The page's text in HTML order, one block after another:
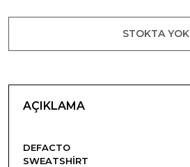
STOKTA YOK
AÇIKLAMA
DEFACTO
SWEATSHIRT